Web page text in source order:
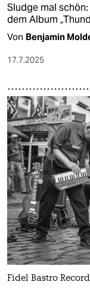
Sludge mal
dem Album
Von Benjamin
17.7.2025
Fidel Bastro